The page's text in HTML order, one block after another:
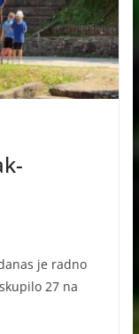
je radno
27 na